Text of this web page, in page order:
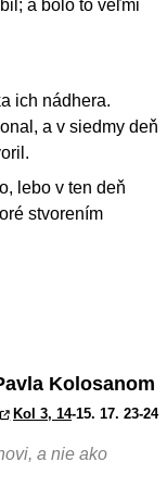
a bolo to veľmi
ich nádhera.
a v siedmy deň
lebo v ten deň
stvorením
Kolosanom
Kol 3, 14-15. 17. 23-24
a nie ako